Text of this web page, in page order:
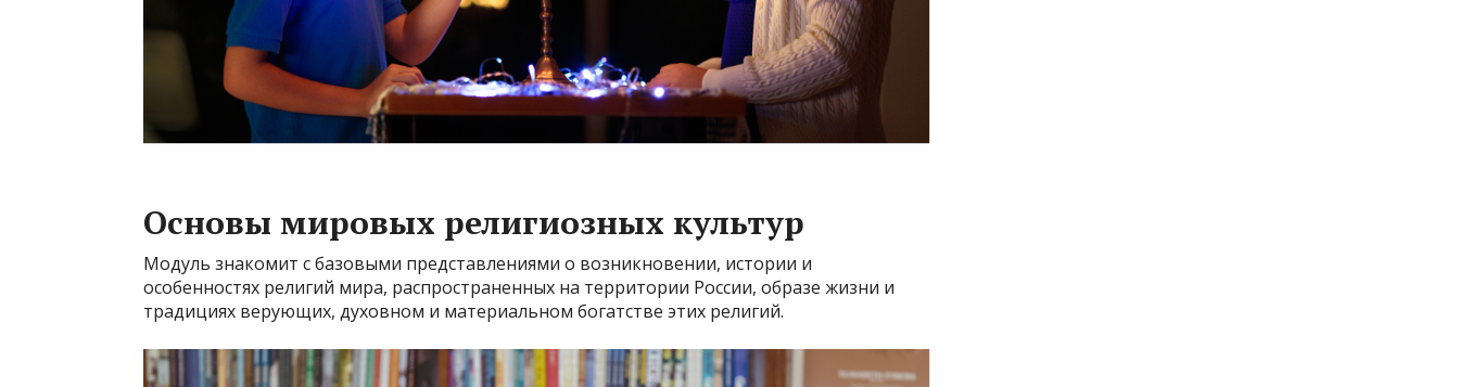
Основы мировых религиозных культур
Модуль знакомит с базовыми представлениями о возникновении, истории и
особенностях религий мира, распространенных на территории России, образе жизни и
традициях верующих, духовном и материальном богатстве этих религий.